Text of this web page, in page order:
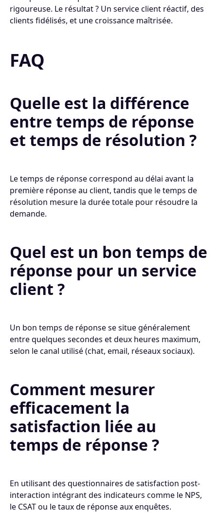
rigoureuse. Le résultat ? Un service client réactif, des
clients fidélisés, et une croissance maîtrisée.
FAQ
Quelle est la différence
entre temps de réponse
et temps de résolution ?
Le temps de réponse correspond au délai avant la
première réponse au client, tandis que le temps de
résolution mesure la durée totale pour résoudre la
demande.
Quel est un bon temps de
réponse pour un service
client ?
Un bon temps de réponse se situe généralement
entre quelques secondes et deux heures maximum,
selon le canal utilisé (chat, email, réseaux sociaux).
Comment mesurer
efficacement la
satisfaction liée au
temps de réponse ?
En utilisant des questionnaires de satisfaction post-
interaction intégrant des indicateurs comme le NPS,
le CSAT ou le taux de réponse aux enquêtes.